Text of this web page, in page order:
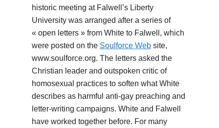
historic meeting at Falwell’s Liberty
University was arranged after a series of
« open letters » from White to Falwell, which
were posted on the Soulforce Website,
www.soulforce.org. The letters asked the
Christian leader and outspoken critic of
homosexual practices to soften what White
describes as harmful anti-gay preaching and
letter-writing campaigns. White and Falwell
have worked together before. For many